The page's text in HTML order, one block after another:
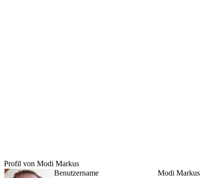
Profil von Modi Markus
Benutzername
Modi Markus